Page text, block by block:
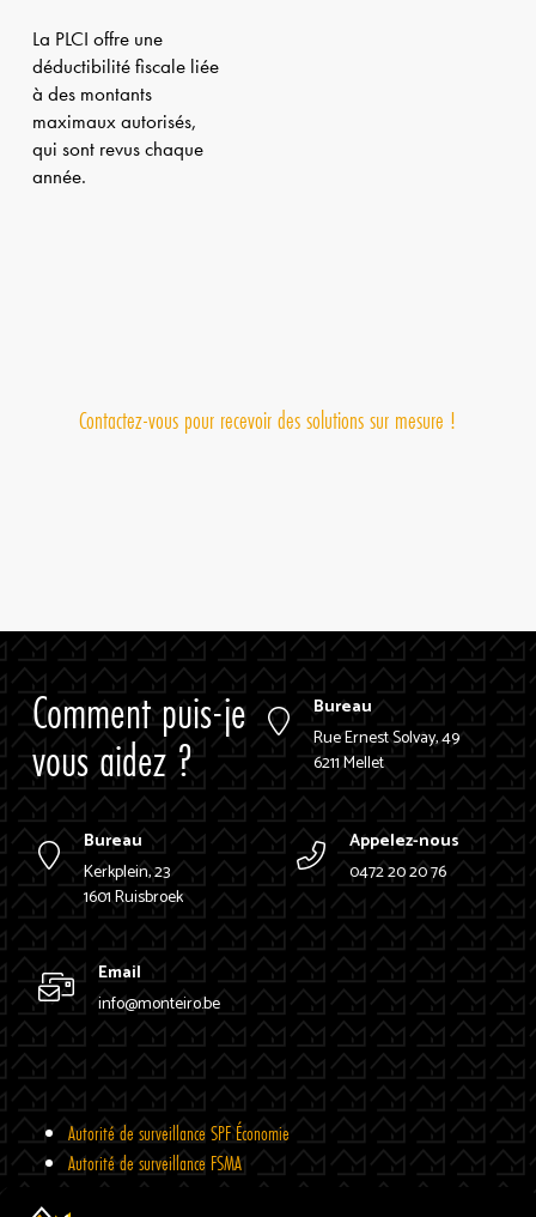
La PLCI offre une
déductibilité fiscale liée
à des montants
maximaux autorisés,
qui sont revus chaque
année.
Contactez-vous pour recevoir des solutions sur mesure !
Comment puis-je
vous aidez ?
Bureau
Rue Ernest Solvay, 49
6211 Mellet
Bureau
Kerkplein, 23
1601 Ruisbroek
Appelez-nous
0472 20 20 76
Email
info@monteiro.be
Autorité de surveillance SPF Économie
Autorité de surveillance FSMA